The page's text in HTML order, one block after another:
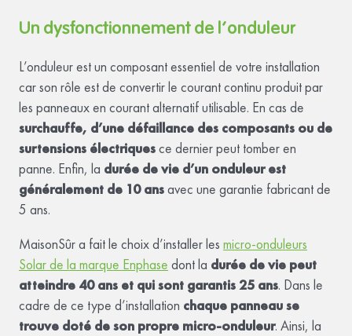
Un dysfonctionnement de l’onduleur
L’onduleur est un composant essentiel de votre installation
car son rôle est de convertir le courant continu produit par
les panneaux en courant alternatif utilisable. En cas de
surchauffe, d’une défaillance des composants ou de
surtensions électriquesce dernier peut tomber en
panne. Enfin, la durée de vie d’un onduleur est
généralement de 10 ansavec une garantie fabricant de
5 ans.
MaisonSûr a fait le choix d’installer les micro-onduleurs
Solar de la marque Enphase dont la durée de vie peut
atteindre 40 ans et qui sont garantis 25 ans. Dans le
cadre de ce type d’installation chaque panneau se
trouve doté de son propre micro-onduleur. Ainsi, la